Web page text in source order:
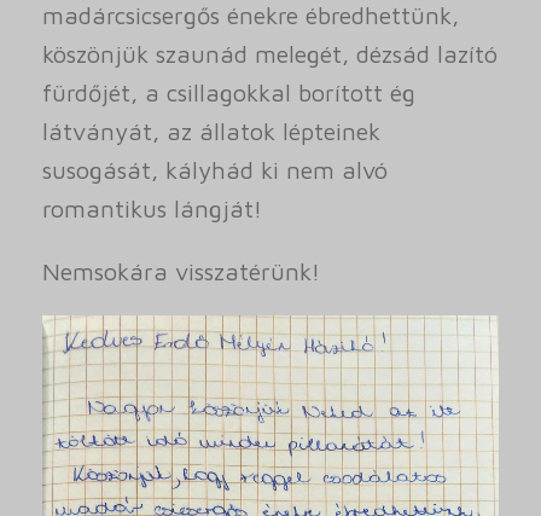
madárcsicsergős énekre ébredhettünk,
köszönjük szaunád melegét, dézsád lazító
fürdőjét, a csillagokkal borított ég
látványát, az állatok lépteinek
susogását, kályhád ki nem alvó
romantikus lángját!
Nemsokára visszatérünk!